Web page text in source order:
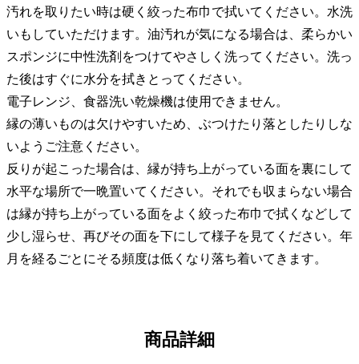
汚れを取りたい時は硬く絞った布巾で拭いてください。水洗
いもしていただけます。油汚れが気になる場合は、柔らかい
スポンジに中性洗剤をつけてやさしく洗ってください。洗っ
た後はすぐに水分を拭きとってください。
電子レンジ、食器洗い乾燥機は使用できません。
縁の薄いものは欠けやすいため、ぶつけたり落としたりしな
いようご注意ください。
反りが起こった場合は、縁が持ち上がっている面を裏にして
水平な場所で一晩置いてください。それでも収まらない場合
は縁が持ち上がっている面をよく絞った布巾で拭くなどして
少し湿らせ、再びその面を下にして様子を見てください。年
月を経るごとにそる頻度は低くなり落ち着いてきます。
商品詳細